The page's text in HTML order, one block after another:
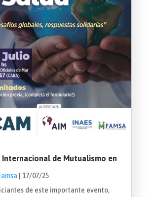
Internacional de Mutualismo en
17/07/25
de este importante evento,